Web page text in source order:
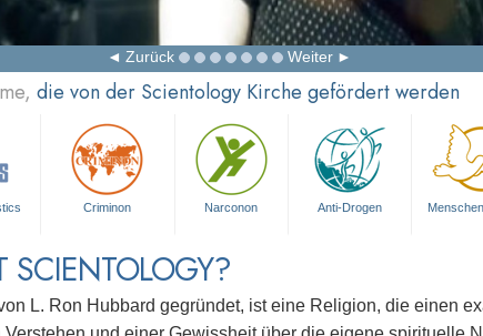
Zurück Weiter
die von der Scientology Kirche gefördert werden
Criminon Narconon Anti-Drogen
SCIENTOLOGY?
L. Ron Hubbard gegründet, ist eine Religion, die einen